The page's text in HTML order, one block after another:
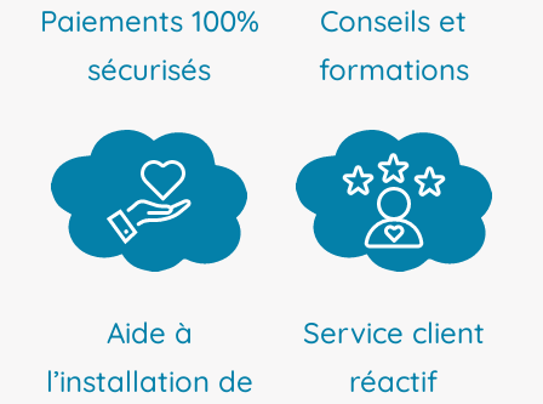
Paiements 100%
sécurisés
Conseils et
formations
Aide à
l’installation de
Service client
réactif